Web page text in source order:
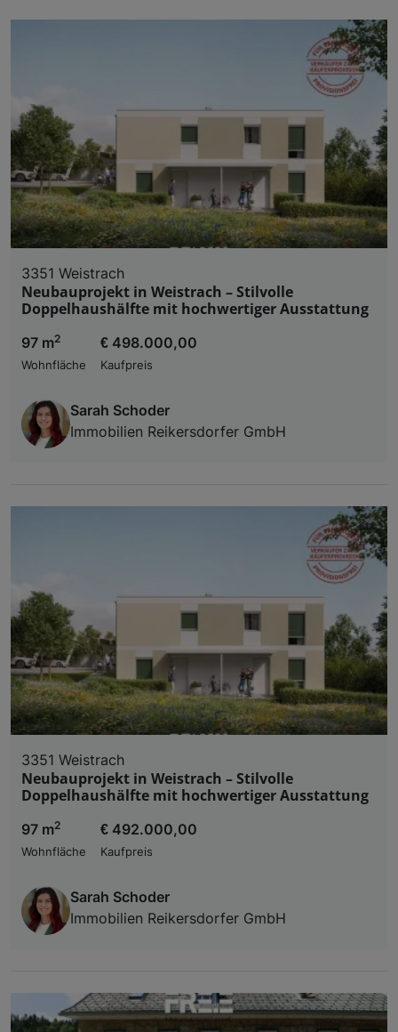
3351 Weistrach
Neubauprojekt in Weistrach – Stilvolle
Doppelhaushälfte mit hochwertiger Ausstattung
97 m2
Wohnfläche
€ 498.000,00
Kaufpreis
Sarah Schoder
Immobilien Reikersdorfer GmbH
3351 Weistrach
Neubauprojekt in Weistrach – Stilvolle
Doppelhaushälfte mit hochwertiger Ausstattung
97 m2
Wohnfläche
€ 492.000,00
Kaufpreis
Sarah Schoder
Immobilien Reikersdorfer GmbH